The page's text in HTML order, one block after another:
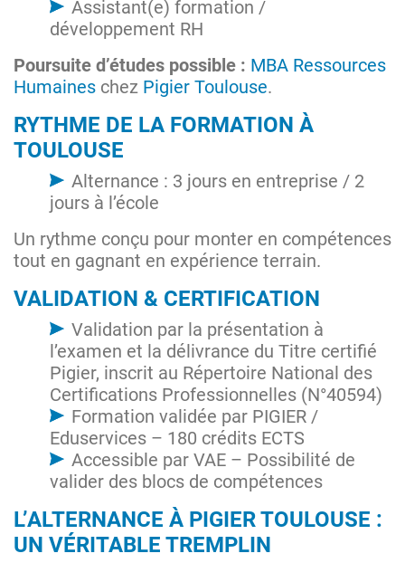
Assistant(e) formation /
développement RH
Poursuite d’études possible : MBA Ressources
Humaines chez Pigier Toulouse.
RYTHME DE LA FORMATION À
TOULOUSE
Alternance : 3 jours en entreprise / 2
jours à l’école
Un rythme conçu pour monter en compétences
tout en gagnant en expérience terrain.
VALIDATION & CERTIFICATION
Validation par la présentation à
l’examen et la délivrance du Titre certifié
Pigier, inscrit au Répertoire National des
Certifications Professionnelles (N°40594)
Formation validée par PIGIER /
Eduservices – 180 crédits ECTS
Accessible par VAE – Possibilité de
valider des blocs de compétences
L’ALTERNANCE À PIGIER TOULOUSE :
UN VÉRITABLE TREMPLIN